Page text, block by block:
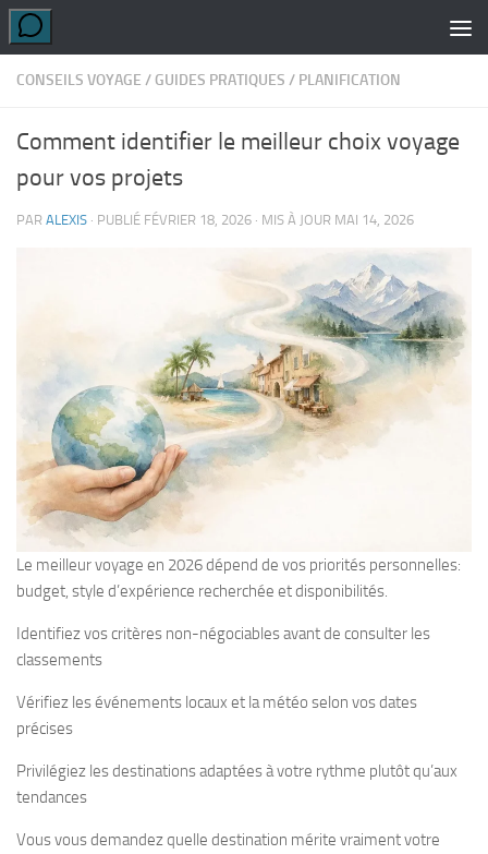
Skip to content
CONSEILS VOYAGE / GUIDES PRATIQUES / PLANIFICATION
Comment identifier le meilleur choix voyage
pour vos projets
PAR ALEXIS · PUBLIÉ FÉVRIER 18, 2026 · MIS À JOUR MAI 14, 2026
Le meilleur voyage en 2026 dépend de vos priorités personnelles:
budget, style d’expérience recherchée et disponibilités.
Identifiez vos critères non-négociables avant de consulter les
classements
Vérifiez les événements locaux et la météo selon vos dates
précises
Privilégiez les destinations adaptées à votre rythme plutôt qu’aux
tendances
Vous vous demandez quelle destination mérite vraiment votre